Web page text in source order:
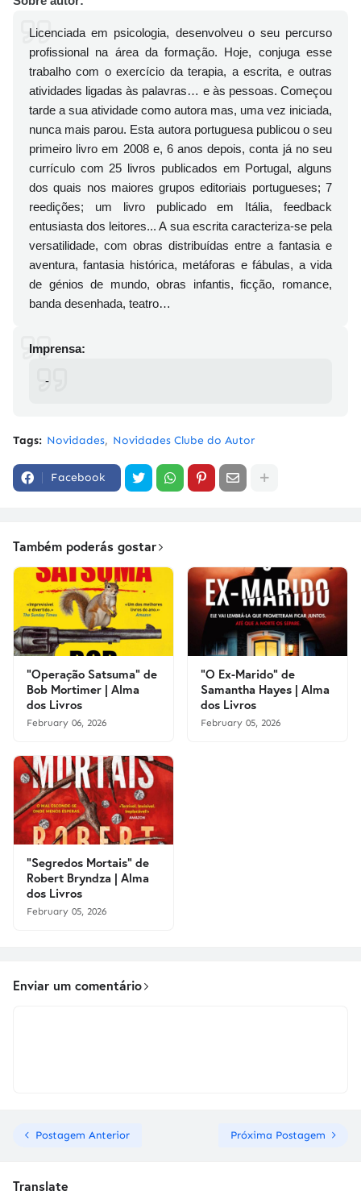
Licenciada em psicologia, desenvolveu o seu percurso
profissional na área da formação. Hoje, conjuga esse
trabalho com o exercício da terapia, a escrita, e outras
atividades ligadas às palavras… e às pessoas. Começou
tarde a sua atividade como autora mas, uma vez iniciada,
nunca mais parou. Esta autora portuguesa publicou o seu
primeiro livro em 2008 e, 6 anos depois, conta já no seu
currículo com 25 livros publicados em Portugal, alguns
dos quais nos maiores grupos editoriais portugueses; 7
reedições; um livro publicado em Itália, feedback
entusiasta dos leitores... A sua escrita caracteriza-se pela
versatilidade, com obras distribuídas entre a fantasia e
aventura, fantasia histórica, metáforas e fábulas, a vida
de génios de mundo, obras infantis, ficção, romance,
banda desenhada, teatro…
Imprensa:
-
Tags: Novidades Novidades Clube do Autor
Facebook
Também poderás gostar
"Operação Satsuma" de
Bob Mortimer | Alma
dos Livros
February 06, 2026
"O Ex-Marido" de
Samantha Hayes | Alma
dos Livros
February 05, 2026
"Segredos Mortais" de
Robert Bryndza | Alma
dos Livros
February 05, 2026
Enviar um comentário
Postagem Anterior Próxima Postagem
Translate